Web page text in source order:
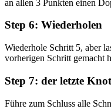
an allen 3 Punkten einen
Step 6: Wiederholen
Wiederhole Schritt 5, aber
vorherigen Schritt gemacht
Step 7: der letzte
Führe zum Schluss alle